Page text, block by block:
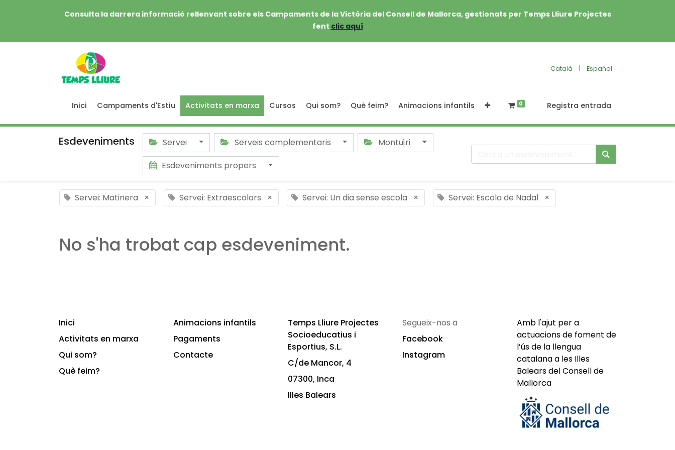
Consulta la darrera informació rellenvant sobre els Campaments de la Victòria del Consell de Mallorca, gestionats per Temps Lliure Projectes
fent clic aquí
Català | Español
Inici Campaments d'Estiu Activitats en marxa Cursos Qui som? Què feim? Animacions infantils 0 Registra entrada
Esdeveniments Servei Serveis complementaris
Montuïri
Esdeveniments propers
Servei: Matinera × Servei: Extraescolars × Servei: Un dia sense escola × Servei: Escola de Nadal ×
No s'ha trobat cap esdeveniment.
Inici
Activitats en marxa
Qui som?
Què feim?
Animacions infantils
Pagaments
Contacte
Temps Lliure Projectes
Socioeducatius i
Esportius, S.L.
C/de Mancor, 4
07300, Inca
Illes Balears
Segueix-nos a
Facebook
Instagram
Amb l'ajut per a
actuacions de foment de
l’ús de la llengua
catalana a les Illes
Balears del Consell de
Mallorca